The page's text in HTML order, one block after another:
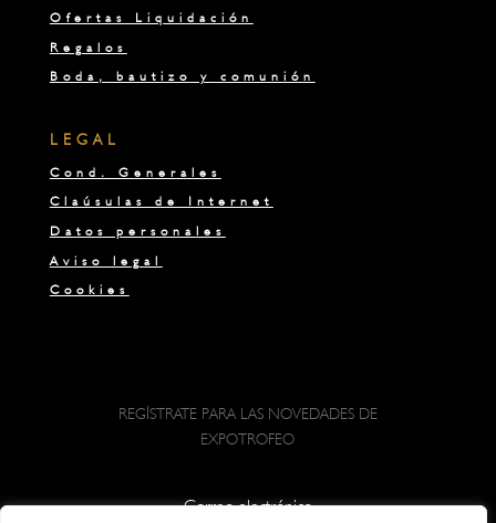
Ofertas Liquidación
Regalos
Boda, bautizo y comunión
LEGAL
Cond. Generales
Claúsulas de Internet
Datos personales
Aviso legal
Cookies
REGÍSTRATE PARA LAS NOVEDADES DE
EXPOTROFEO